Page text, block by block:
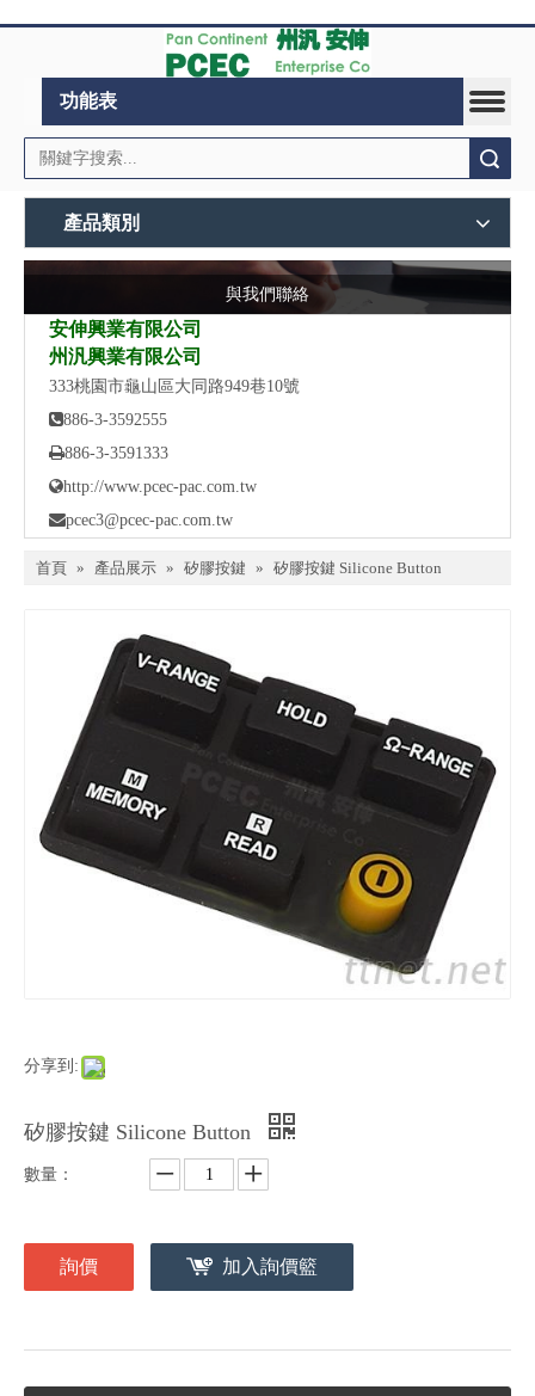
功能表
產品類別
與我們聯絡
安伸興業有限公司
州汎興業有限公司
333桃園市龜山區大同路949巷10號
886-3-3592555
886-3-3591333
http://www.pcec-pac.com.tw
pcec3@pcec-pac.com.tw
首頁 » 產品展示 » 矽膠按鍵 » 矽膠按鍵 Silicone Button
分享到:
矽膠按鍵 Silicone Button
數量：
詢價 加入詢價籃